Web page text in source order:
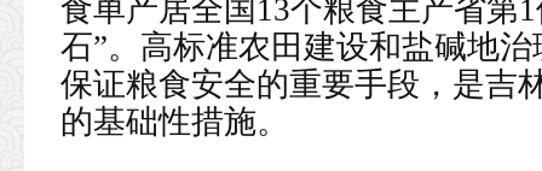
食单产居全国13个粮食主产省第
石”。高标准农田建设和盐碱地
保证粮食安全的重要手段，是吉
的基础性措施。